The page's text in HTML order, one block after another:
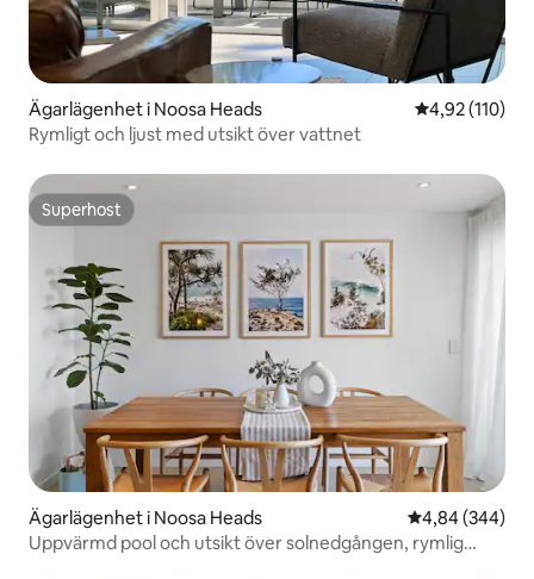
Ägarlägenhet i Noosa Heads 4,92 av 5 i
4,92 (110)
Rymligt och ljust med utsikt över vattnet
Superhost
Superhost
Ägarlägenhet i Noosa Heads 4,84 av 5 i
4,84 (344)
Uppvärmd pool och utsikt över solnedgången, rymlig